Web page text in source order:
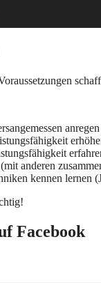
anderen
kennen lernen
Facebook